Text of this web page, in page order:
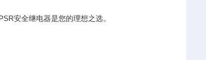
安全继电器是您的理想之选。